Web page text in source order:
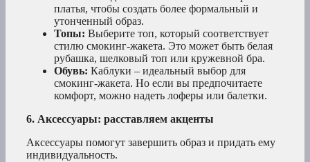
платья, чтобы создать более формальный и
утонченный образ.
Топы: Выберите топ, который соответствует
стилю смокинг-жакета. Это может быть белая
рубашка, шелковый топ или кружевной бра.
Обувь: Каблуки – идеальный выбор для
смокинг-жакета. Но если вы предпочитаете
комфорт, можно надеть лоферы или балетки.
6. Аксессуары: расставляем акценты
Аксессуары помогут завершить образ и придать ему
индивидуальность.